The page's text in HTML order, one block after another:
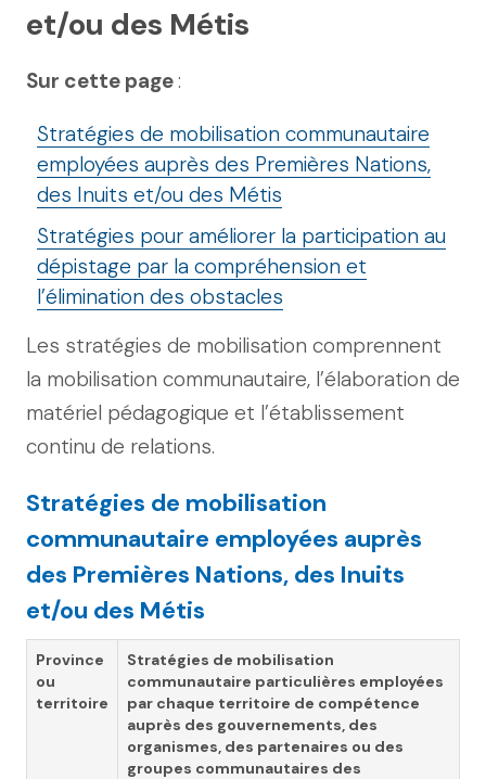
et/ou des Métis
Sur cette page :
Stratégies de mobilisation communautaire
employées auprès des Premières Nations,
des Inuits et/ou des Métis
Stratégies pour améliorer la participation au
dépistage par la compréhension et
l’élimination des obstacles
Les stratégies de mobilisation comprennent
la mobilisation communautaire, l’élaboration de
matériel pédagogique et l’établissement
continu de relations.
Stratégies de mobilisation
communautaire employées auprès
des Premières Nations, des Inuits
et/ou des Métis
Province
ou
territoire
Stratégies de mobilisation
communautaire particulières employées
par chaque territoire de compétence
auprès des gouvernements, des
organismes, des partenaires ou des
groupes communautaires des